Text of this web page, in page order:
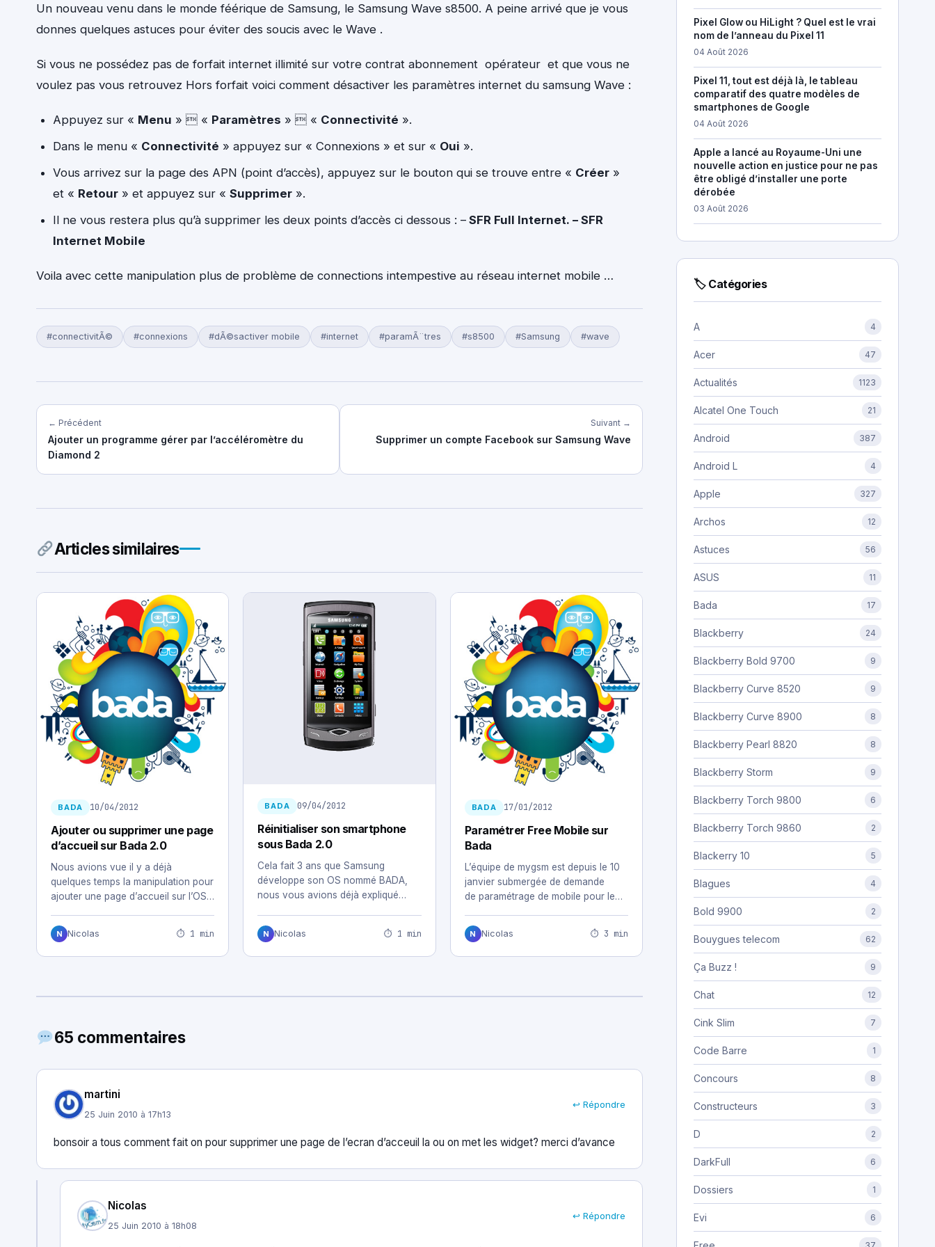
Un nouveau venu dans le monde féérique de Samsung, le Samsung Wave s8500. A peine arrivé que je vous
donnes quelques astuces pour éviter des soucis avec le Wave .
Si vous ne possédez pas de forfait internet illimité sur votre contrat abonnement opérateur et que vous ne
voulez pas vous retrouvez Hors forfait voici comment désactiver les paramètres internet du samsung Wave :
Appuyez sur « Menu »  « Paramètres »  « Connectivité ».
Dans le menu « Connectivité » appuyez sur « Connexions » et sur « Oui ».
Vous arrivez sur la page des APN (point d’accès), appuyez sur le bouton qui se trouve entre « Créer »
et « Retour » et appuyez sur « Supprimer ».
Il ne vous restera plus qu’à supprimer les deux points d’accès ci dessous : – SFR Full Internet. – SFR
Internet Mobile
Voila avec cette manipulation plus de problème de connections intempestive au réseau internet mobile …
#connectivitÃ© #connexions #dÃ©sactiver mobile #internet #paramÃ¨tres #s8500 #Samsung #wave
← Précédent
Ajouter un programme gérer par l’accéléromètre du
Diamond 2
Suivant →
Supprimer un compte Facebook sur Samsung Wave
Articles similaires
BADA 10/04/2012
Ajouter ou supprimer une page
d’accueil sur Bada 2.0
Nous avions vue il y a déjà
quelques temps la manipulation pour
ajouter une page d’accueil sur l’OS…
N Nicolas ⏱ 1 min
BADA 09/04/2012
Réinitialiser son smartphone
sous Bada 2.0
Cela fait 3 ans que Samsung
développe son OS nommé BADA,
nous vous avions déjà expliqué
N Nicolas ⏱ 1 min
BADA 17/01/2012
Paramétrer Free Mobile sur
Bada
L’équipe de mygsm est depuis le 10
janvier submergée de demande
de paramétrage de mobile pour le
N Nicolas ⏱ 3 min
65 commentaires
martini
25 Juin 2010 à 17h13
↩ Répondre
bonsoir a tous comment fait on pour supprimer une page de l’ecran d’acceuil la ou on met les widget? merci d’avance
Nicolas
25 Juin 2010 à 18h08
↩ Répondre
Pixel Glow ou HiLight ? Quel est le vrai
nom de l’anneau du Pixel 11
04 Août 2026
Pixel 11, tout est déjà là, le tableau
comparatif des quatre modèles de
smartphones de Google
04 Août 2026
Apple a lancé au Royaume-Uni une
nouvelle action en justice pour ne pas
être obligé d’installer une porte
dérobée
03 Août 2026
🏷 Catégories
A 4
Acer 47
Actualités 1123
Alcatel One Touch 21
Android 387
Android L 4
Apple 327
Archos 12
Astuces 56
ASUS 11
Bada 17
Blackberry 24
Blackberry Bold 9700 9
Blackberry Curve 8520 9
Blackberry Curve 8900 8
Blackberry Pearl 8820 8
Blackberry Storm 9
Blackberry Torch 9800 6
Blackberry Torch 9860 2
Blackerry 10 5
Blagues 4
Bold 9900 2
Bouygues telecom 62
Ça Buzz ! 9
Chat 12
Cink Slim 7
Code Barre 1
Concours 8
Constructeurs 3
D 2
DarkFull 6
Dossiers 1
Evi 6